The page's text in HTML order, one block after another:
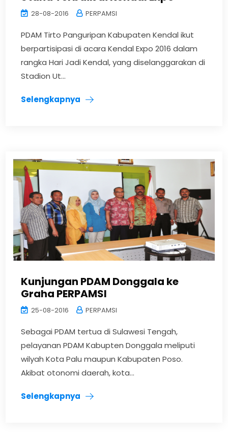
28-08-2016 PERPAMSI
PDAM Tirto Panguripan Kabupaten Kendal ikut
berpartisipasi di acara Kendal Expo 2016 dalam
rangka Hari Jadi Kendal, yang diselanggarakan di
Stadion Ut...
Selengkapnya
Kunjungan PDAM Donggala ke
Graha PERPAMSI
25-08-2016 PERPAMSI
Sebagai PDAM tertua di Sulawesi Tengah,
pelayanan PDAM Kabupten Donggala meliputi
wilyah Kota Palu maupun Kabupaten Poso.
Akibat otonomi daerah, kota...
Selengkapnya